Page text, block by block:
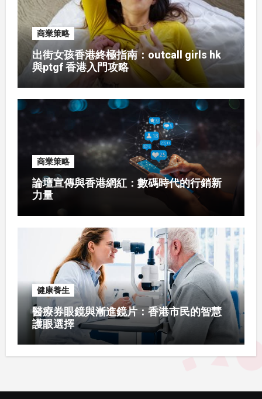
商業策略
出街女孩香港終極指南：outcall girls hk
與ptgf 香港入門攻略
商業策略
論壇宣傳與香港網紅：數碼時代的行銷新
力量
健康養生
醫療券眼鏡與漸進鏡片：香港市民的智慧
護眼選擇